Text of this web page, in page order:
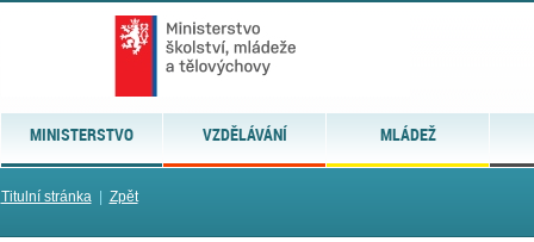
MINISTERSTVO VZDĚLÁVÁNÍ MLÁDEŽ
Titulní stránka| Zpět